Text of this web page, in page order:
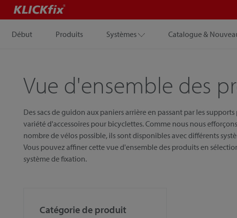
Début Produits Systèmes Catalogue &
Vue d'ensemble des
Des sacs de guidon aux paniers arrière en passant par les
variété d'accessoires pour bicyclettes. Comme nous nous
nombre de vélos possible, ils sont disponibles avec différents
Vous pouvez affiner cette vue d'ensemble des produits en
système de fixation.
Catégorie de produit